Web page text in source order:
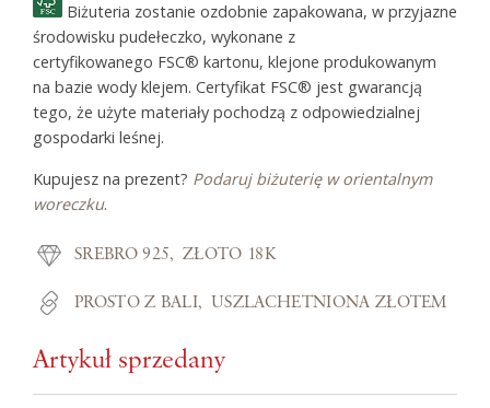
Biżuteria zostanie ozdobnie zapakowana, w przyjazne
środowisku pudełeczko, wykonane z
certyfikowanego FSC® kartonu, klejone produkowanym
na bazie wody klejem. Certyfikat FSC® jest gwarancją
tego, że użyte materiały pochodzą z odpowiedzialnej
gospodarki leśnej.
Kupujesz na prezent? Podaruj biżuterię w orientalnym
woreczku.
SREBRO 925 ZŁOTO 18K
PROSTO Z BALI USZLACHETNIONA ZŁOTEM
Artykuł sprzedany